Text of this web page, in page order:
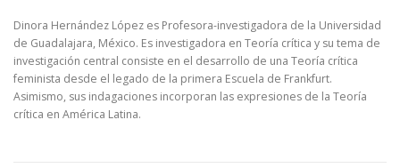
RED DE INVESTIGADORES DE TEORÍA CRÍTICA
Dinora Hernández López es Profesora-investigadora de la Universidad
de Guadalajara, México. Es investigadora en Teoría crítica y su tema de
investigación central consiste en el desarrollo de una Teoría crítica
feminista desde el legado de la primera Escuela de Frankfurt.
Asimismo, sus indagaciones incorporan las expresiones de la Teoría
crítica en América Latina.